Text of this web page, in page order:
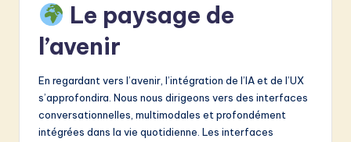
Le paysage de
l’avenir
En regardant vers l’avenir, l’intégration de l’IA et de l’UX
s’approfondira. Nous nous dirigeons vers des interfaces
conversationnelles, multimodales et profondément
intégrées dans la vie quotidienne. Les interfaces